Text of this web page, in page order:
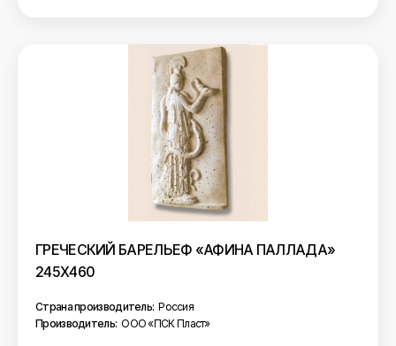
ГРЕЧЕСКИЙ БАРЕЛЬЕФ «АФИНА ПАЛЛАДА»
245Х460
Страна производитель: Россия
Производитель: ООО «ПСК Пласт»